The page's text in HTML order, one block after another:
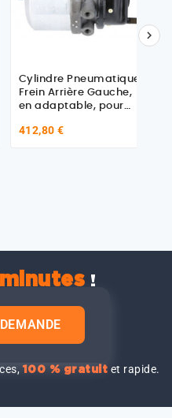
Cylindre Pneumatique
Frein Arrière Gauche,
en adaptable, pour
412,80 €

!
100 % gratuit et rapide.